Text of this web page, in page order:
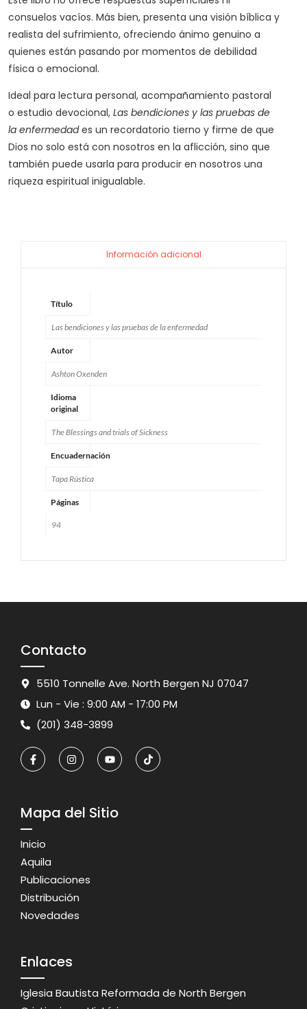
consuelos vacíos. Más bien, presenta una visión bíblica y
realista del sufrimiento, ofreciendo ánimo genuino a
quienes están pasando por momentos de debilidad
física o emocional.
Ideal para lectura personal, acompañamiento pastoral
o estudio devocional, Las bendiciones y las pruebas de
la enfermedades un recordatorio tierno y firme de que
Dios no solo está con nosotros en la aflicción, sino que
también puede usarla para producir en nosotros una
riqueza espiritual inigualable.
Información adicional
Título
Las bendiciones y las pruebas de la enfermedad
Autor
Ashton Oxenden
Idioma
original
The Blessings and trials of Sickness
Encuadernación
Tapa Rústica
Páginas
94
Contacto
5510 Tonnelle Ave. North Bergen NJ 07047
Lun - Vie : 9:00 AM - 17:00 PM
(201) 348-3899
Mapa del Sitio
Inicio
Aquila
Publicaciones
Distribución
Novedades
Enlaces
Iglesia Bautista Reformada de North Bergen